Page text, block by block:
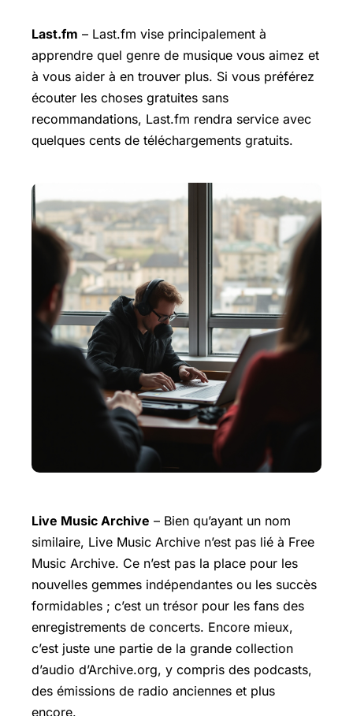
Last.fm – Last.fm vise principalement à
apprendre quel genre de musique vous aimez et
à vous aider à en trouver plus. Si vous préférez
écouter les choses gratuites sans
recommandations, Last.fm rendra service avec
quelques cents de téléchargements gratuits.
Live Music Archive – Bien qu’ayant un nom
similaire, Live Music Archive n’est pas lié à Free
Music Archive. Ce n’est pas la place pour les
nouvelles gemmes indépendantes ou les succès
formidables ; c’est un trésor pour les fans des
enregistrements de concerts. Encore mieux,
c’est juste une partie de la grande collection
d’audio d’Archive.org, y compris des podcasts,
des émissions de radio anciennes et plus
encore.